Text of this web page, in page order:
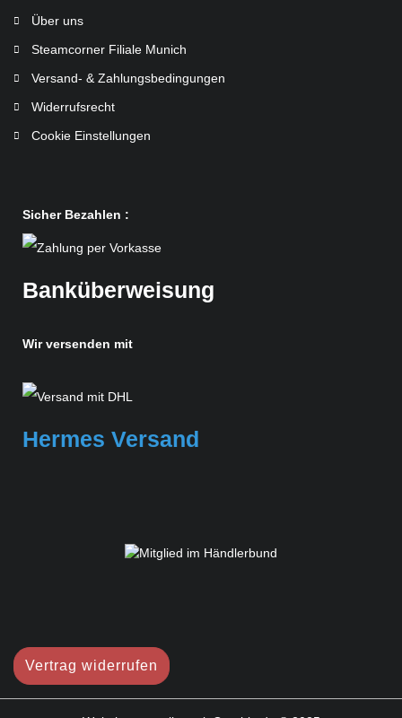
Über uns
Steamcorner Filiale Munich
Versand- & Zahlungsbedingungen
Widerrufsrecht
Cookie Einstellungen
Sicher Bezahlen :
Banküberweisung
Wir versenden mit
Hermes Versand
Vertrag widerrufen